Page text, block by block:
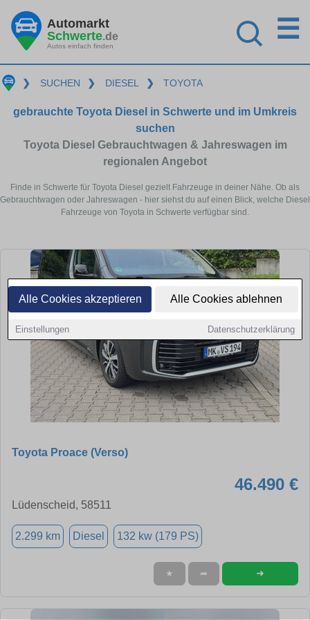
Alle Cookies akzeptieren Alle Cookies ablehnen
Einstellungen Datenschutzerklärung
Automarkt
Schwerte.de
Autos einfach finden
☰
❯ SUCHEN ❯ DIESEL ❯ TOYOTA
gebrauchte Toyota Diesel in Schwerte und im Umkreis
suchen
Toyota Diesel Gebrauchtwagen & Jahreswagen im
regionalen Angebot
Finde in Schwerte für Toyota Diesel gezielt Fahrzeuge in deiner Nähe. Ob als
Gebrauchtwagen oder Jahreswagen - hier siehst du auf einen Blick, welche Diesel
Fahrzeuge von Toyota in Schwerte verfügbar sind.
Toyota Proace (Verso)
46.490 €
Lüdenscheid, 58511
2.299 km Diesel 132 kw (179 PS)
★ ➦ ➜